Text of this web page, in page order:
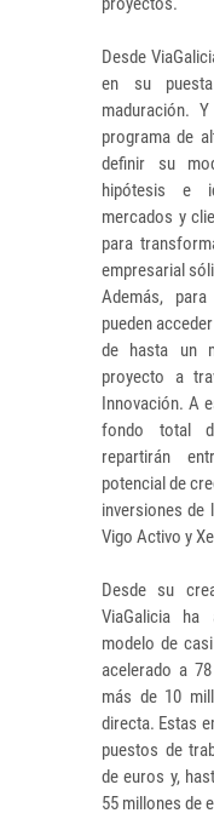
Desde
en su
maduración.
programa de
definir su
hipótesis e
mercados y
para
empresarial
Además,
pueden
de hasta un
proyecto a
Innovación. A
fondo total
repartirán
potencial de
inversiones de
Vigo Activo y
Desde su
ViaGalicia
modelo de
acelerado a
más de 10
directa. Estas
puestos de
de euros y,
55 millones de